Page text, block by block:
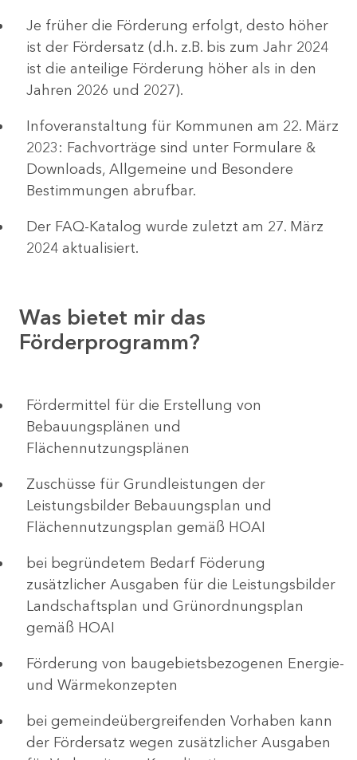
Je früher die Förderung erfolgt, desto höher
ist der Fördersatz (d.h. z.B. bis zum Jahr 2024
ist die anteilige Förderung höher als in den
Jahren 2026 und 2027).
Infoveranstaltung für Kommunen am 22. März
2023: Fachvorträge sind unter Formulare &
Downloads, Allgemeine und Besondere
Bestimmungen abrufbar.
Der FAQ-Katalog wurde zuletzt am 27. März
2024 aktualisiert.
Was bietet mir das
Förderprogramm?
Fördermittel für die Erstellung von
Bebauungsplänen und
Flächennutzungsplänen
Zuschüsse für Grundleistungen der
Leistungsbilder Bebauungsplan und
Flächennutzungsplan gemäß HOAI
bei begründetem Bedarf Föderung
zusätzlicher Ausgaben für die Leistungsbilder
Landschaftsplan und Grünordnungsplan
gemäß HOAI
Förderung von baugebietsbezogenen Energie-
und Wärmekonzepten
bei gemeindeübergreifenden Vorhaben kann
der Fördersatz wegen zusätzlicher Ausgaben